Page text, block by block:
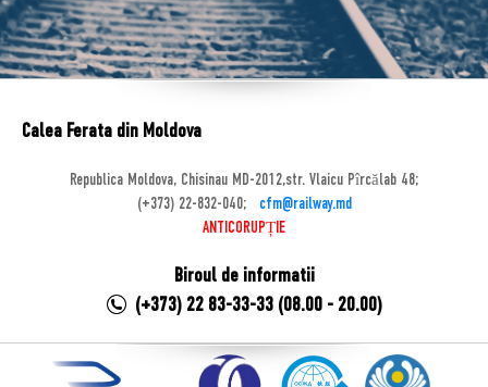
Calea Ferata din Moldova
Republica Moldova, Chisinau MD-2012,str. Vlaicu Pîrcălab 48;
(+373) 22-832-040;
cfm@railway.md
ANTICORUPȚIE
Biroul de informatii
(+373) 22 83-33-33 (08.00 - 20.00)